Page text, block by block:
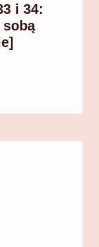
i 34:
sobą